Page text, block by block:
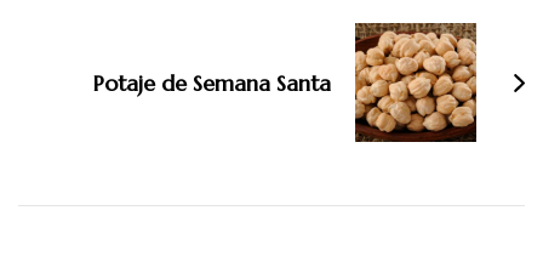
Potaje de Semana Santa